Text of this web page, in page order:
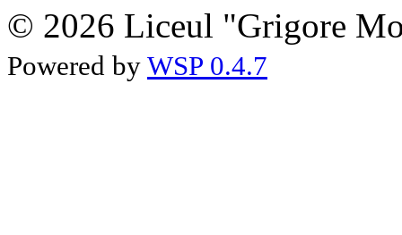
© 2026 Liceul "Grigore
Powered by WSP 0.4.7